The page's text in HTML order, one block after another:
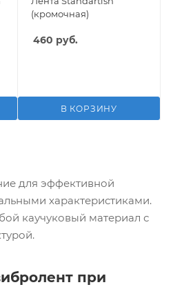
(кромочная)
460 руб.
В КОРЗИНУ
для эффективной
характеристиками.
каучуковый материал с
при